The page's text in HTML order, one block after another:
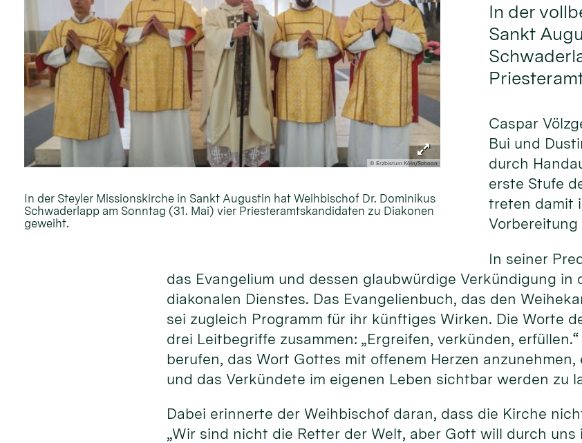
© Erzbistum Köln/Schoon
In der Steyler Missionskirche in Sankt Augustin hat Weihbischof Dr. Dominikus
Schwaderlapp am Sonntag (31. Mai) vier Priesteramtskandidaten zu Diakonen
geweiht.
In der
Sankt
Caspar
Bui und
durch
erste Stufe
treten damit
In seiner
das Evangelium und dessen glaubwürdige Verkündigung in
diakonalen Dienstes. Das Evangelienbuch, das den
sei zugleich Programm für ihr künftiges Wirken. Die Worte
drei Leitbegriffe zusammen: „Ergreifen, verkünden,
berufen, das Wort Gottes mit offenem Herzen
und das Verkündete im eigenen Leben sichtbar werden zu
Dabei erinnerte der Weihbischof daran, dass die Kirche
„Wir sind nicht die Retter der Welt, aber Gott will durch uns